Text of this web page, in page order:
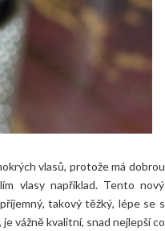
vlasů, protože má dobrou
vlasy například. Tento nový
takový těžký, lépe se s
vážně kvalitní, snad nejlepší co